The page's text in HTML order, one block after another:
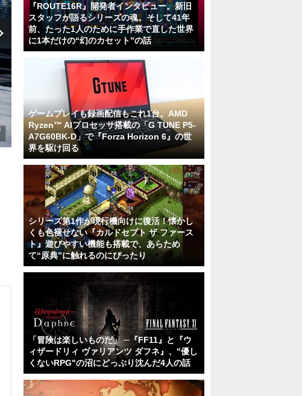
『ROUTE16R』開発者インタビュー。新旧
スタッフが語るシリーズの魂。そして41年
前、たった1人のために手作業で直した世界
に1本だけの“幻のカセット”の話
ゲームプレイも録画配信もこれ1台。AMD
Ryzen™ AIプロセッサ搭載の「G TUNE P5-
A7G60BK-D」で『Forza Horizon 6』の世
界を駆け回る
シリーズ第1作が現行機向けに復活！懐かし
くも色褪せない『カルドセプト ザ ファース
ト』遊びやすい機能も搭載で、あらため
て“原典”に触れるのにぴったり
「冒険は楽しいものだ」 ─『FF11』と『ウ
ィザードリィ ヴァリアンツ ダフネ』、"優し
くないRPG"の沼にどっぷり沈んだ4人の話